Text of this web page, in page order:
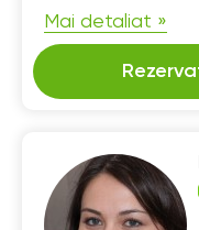
Mai detaliat »